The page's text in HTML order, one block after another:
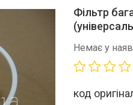
Фільтр
Немає у
код